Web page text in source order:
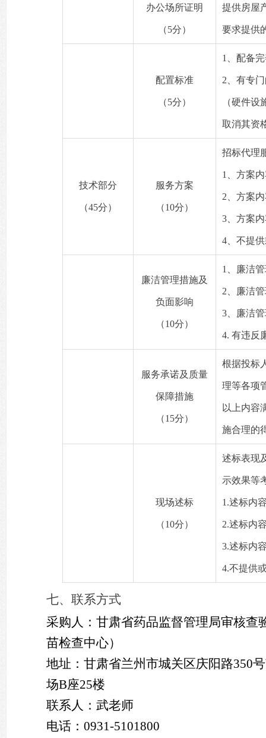
办公场所证明
（5分）
提供房屋
要求提供
配置标准
（5分）
1、配备
2、有专
（硬件
取消其资
技术部分
（45分）
服务方案
（10分）
招标代理
1、方案
2、方案
3、方案
4、不提
廉洁管理措施及
负面影响
（10分）
1、廉洁
2、廉洁
3、廉洁
4. 有违反
服务承诺及质量
保障措施
（15分）
根据投标
理等各项
以上内容
施合理的
现场述标
（10分）
述标表现
示效果等
1.述标内
2.述标内
3.述标内
4.不提供
七、联系方式
采购人： 甘肃省药品监督管理局审核查
苗检查中心）
地址： 甘肃省兰州市城关区庆阳路350
场B座25楼
联系人： 武老师
电话： 0931-5101800